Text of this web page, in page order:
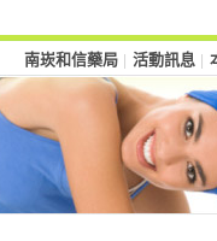
南崁和信藥局 活動訊息